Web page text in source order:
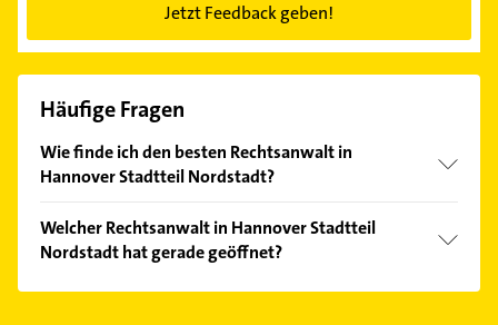
Jetzt Feedback geben!
Häufige Fragen
Wie finde ich den besten Rechtsanwalt in
Hannover Stadtteil Nordstadt?
Kundenmeinungen und profitieren Sie von den
Empfehlungen. Die Suchergebnisse können Sie sich
einfach nachBewertungensortiert anzeigen lassen.
Welcher Rechtsanwalt in Hannover Stadtteil
Nordstadt hat gerade geöffnet?
Im Anbieter-Bereich finden Sie alleÖffnungszeiten.